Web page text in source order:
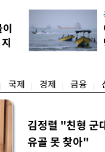
시된다. 초박빙 승부가 이
승을 이어갈지, 정청래 후
다. 1·2위 간 누적 득표율
빙 판세가 이어져, 9일 강원
국제 경제 금융
김정렬 "친형 군
유골 못 찾아"